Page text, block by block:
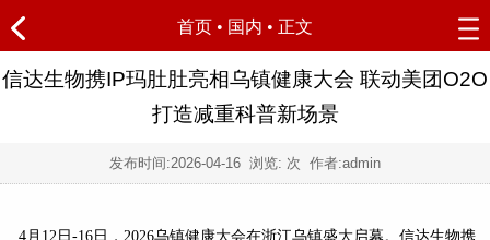
首页 • 国内 • 正文
信达生物携IP玛肚肚亮相乌镇健康大会 联动美团O2O
打造减重科普新场景
发布时间:2026-04-16 浏览: 次 作者:admin
4月12日-16日，2026乌镇健康大会在浙江乌镇盛大启幕。信达生物携